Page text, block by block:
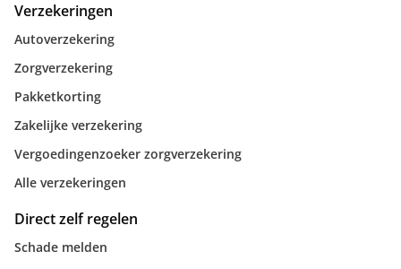
Verzekeringen
Autoverzekering
Zorgverzekering
Pakketkorting
Zakelijke verzekering
Vergoedingenzoeker zorgverzekering
Alle verzekeringen
Direct zelf regelen
Schade melden